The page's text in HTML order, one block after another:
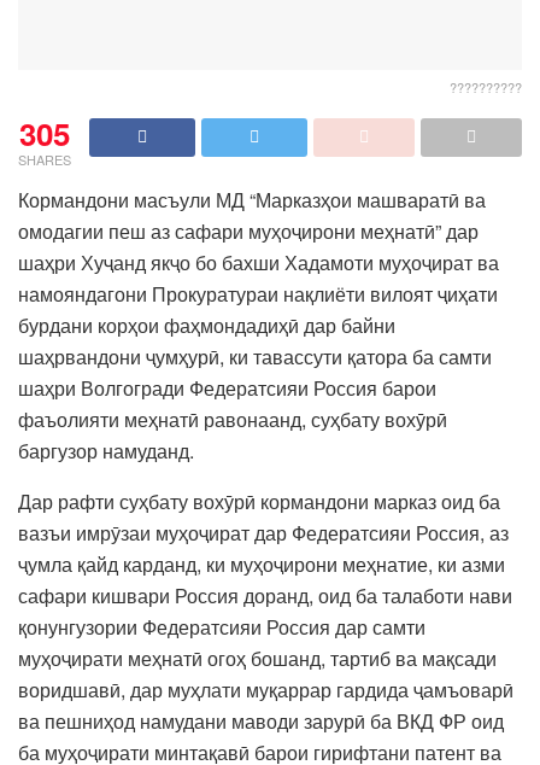
??????????
305
SHARES
Кормандони масъули МД “Марказҳои машваратӣ ва
омодагии пеш аз сафари муҳоҷирони меҳнатӣ” дар
шаҳри Хуҷанд якҷо бо бахши Хадамоти муҳоҷират ва
намояндагони Прокуратураи нақлиёти вилоят ҷиҳати
бурдани корҳои фаҳмондадиҳӣ дар байни
шаҳрвандони ҷумҳурӣ, ки тавассути қатора ба самти
шаҳри Волгогради Федератсияи Россия барои
фаъолияти меҳнатӣ равонаанд, суҳбату вохӯрӣ
баргузор намуданд.
Дар рафти суҳбату вохӯрӣ кормандони марказ оид ба
вазъи имрӯзаи муҳоҷират дар Федератсияи Россия, аз
ҷумла қайд карданд, ки муҳоҷирони меҳнатие, ки азми
сафари кишвари Россия доранд, оид ба талаботи нави
қонунгузории Федератсияи Россия дар самти
муҳоҷирати меҳнатӣ огоҳ бошанд, тартиб ва мақсади
воридшавӣ, дар муҳлати муқаррар гардида ҷамъоварӣ
ва пешниҳод намудани маводи зарурӣ ба ВКД ФР оид
ба муҳоҷирати минтақавӣ барои гирифтани патент ва